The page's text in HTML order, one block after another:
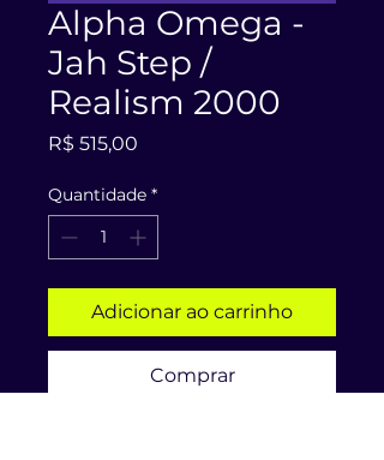
Alpha Omega -
Jah Step /
Realism 2000
R$ 515,00
Quantidade *
Adicionar ao carrinho
Comprar